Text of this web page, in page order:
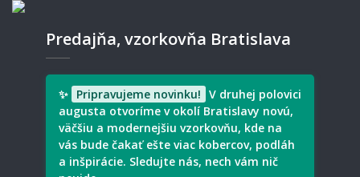
Predajňa, vzorkovňa Bratislava
✨ Pripravujeme novinku! V druhej polovici
augusta otvoríme v okolí Bratislavy novú,
väčšiu a modernejšiu vzorkovňu, kde na
vás bude čakať ešte viac kobercov, podláh
a inšpirácie. Sledujte nás, nech vám nič